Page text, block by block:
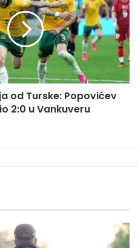
od Turske: Popovićev
2:0 u Vankuveru